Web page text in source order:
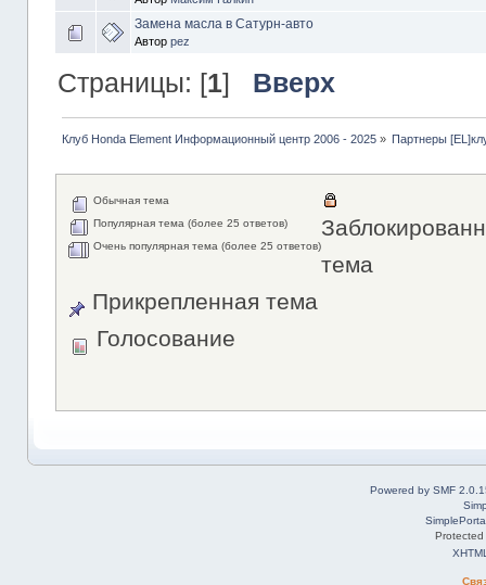
Замена масла в Сатурн-авто
Автор pez
Страницы: [1] Вверх
Клуб Honda Element Информационный центр 2006 - 2025» Партнеры
Обычная тема
Популярная тема (более 25 ответов)
Очень популярная тема (более 25 ответов)
тема
Прикрепленная тема
Голосование
Powered by SMF